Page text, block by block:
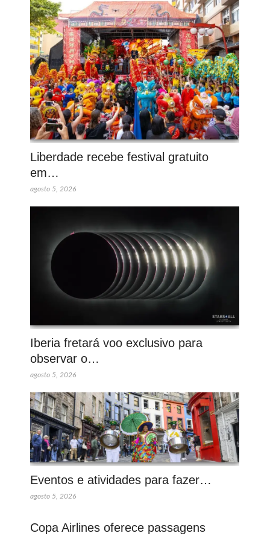
Liberdade recebe festival gratuito
em…
agosto 5, 2026
Iberia fretará voo exclusivo para
observar o…
agosto 5, 2026
Eventos e atividades para fazer…
agosto 5, 2026
Copa Airlines oferece passagens